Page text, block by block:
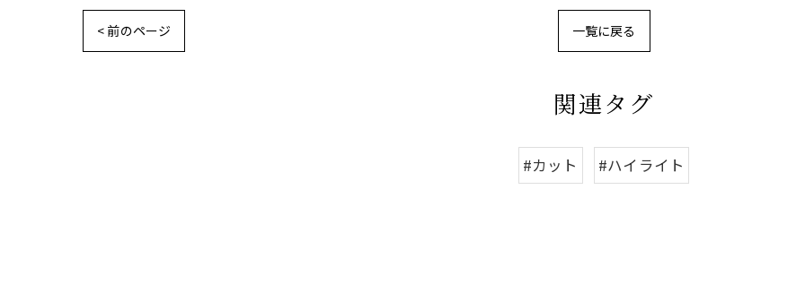
< 前のページ 一覧に戻る
関連タグ
#カット #ハイライト